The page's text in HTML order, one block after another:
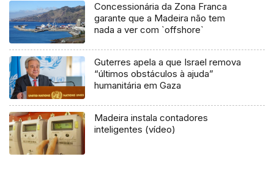
Concessionária da Zona Franca
garante que a Madeira não tem
nada a ver com `offshore`
Guterres apela a que Israel remova
“últimos obstáculos à ajuda”
humanitária em Gaza
Madeira instala contadores
inteligentes (vídeo)